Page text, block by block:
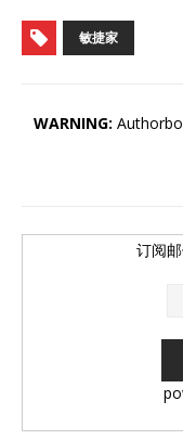
敏捷家
WARNING:
订阅